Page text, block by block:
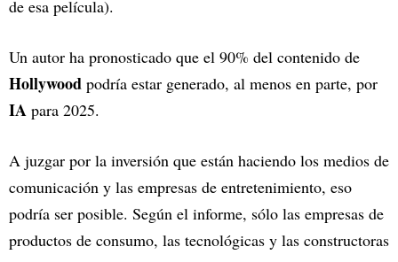
de esa película).
Un autor ha pronosticado que el 90% del contenido de
Hollywood podría estar generado, al menos en parte, por
IA para 2025.
A juzgar por la inversión que están haciendo los medios de
comunicación y las empresas de entretenimiento, eso
podría ser posible. Según el informe, sólo las empresas de
productos de consumo, las tecnológicas y las constructoras